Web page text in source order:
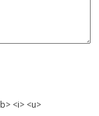
<i> <u>